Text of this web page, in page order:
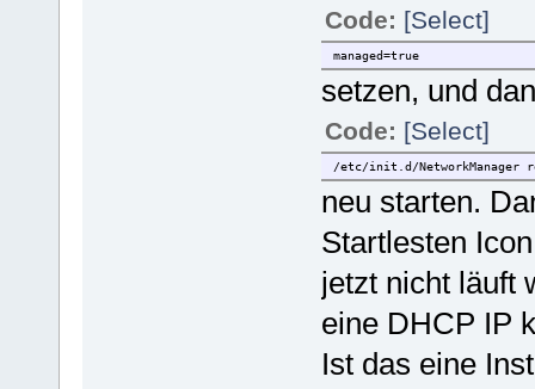
Code: [Select]
managed=true
setzen, und
Code: [Select]
/etc/init.d/NetworkManager
neu starten.
Startlesten
jetzt nicht läuft
eine DHCP IP
Ist das eine